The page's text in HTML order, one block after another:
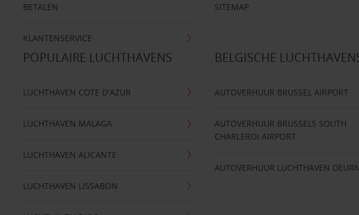
BETALEN
KLANTENSERVICE
SITEMAP
POPULAIRE LUCHTHAVENS
LUCHTHAVEN COTE D'AZUR
LUCHTHAVEN MALAGA
LUCHTHAVEN ALICANTE
LUCHTHAVEN LISSABON
BELGISCHE
AUTOVERHUUR BRUSSEL AIRPORT
AUTOVERHUUR BRUSSELS SOUTH
CHARLEROI AIRPORT
AUTOVERHUUR LUCHTHAVEN